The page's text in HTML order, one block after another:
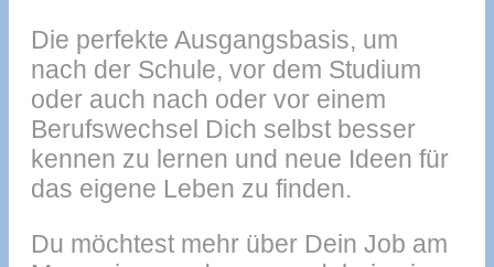
Die perfekte Ausgangsbasis, um
nach der Schule, vor dem Studium
oder auch nach oder vor einem
Berufswechsel Dich selbst besser
kennen zu lernen und neue Ideen für
das eigene Leben zu finden.
Du möchtest mehr über Dein Job am